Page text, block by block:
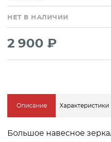
НЕТ В НАЛИЧИИ
2 900 ₽
Описание Характеристики
Большое навесное